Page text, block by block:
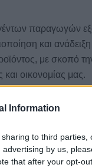
Information
to third
by us,
that after your opt-
παραγωγών
και ανάδειξη
με σκοπό
οικονομίας μας.